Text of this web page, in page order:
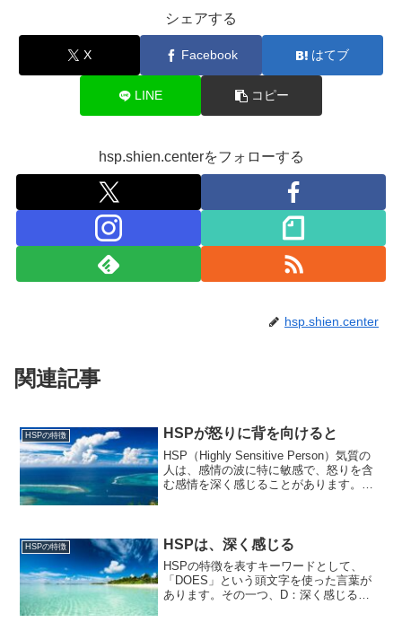
シェアする
X Facebook はてブ
LINE コピー
hsp.shien.centerをフォローする
hsp.shien.center
関連記事
HSPの特徴 HSPが怒りに背を向けると
HSP（Highly Sensitive Person）気質の
人は、感情の波に特に敏感で、怒りを含
む感情を深く感じることがあります。自
HSPの特徴 HSPは、深く感じる
HSPの特徴を表すキーワードとして、
「DOES」という頭文字を使った言葉が
あります。その一つ、D：深く感じる